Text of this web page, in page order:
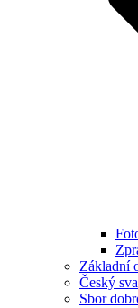
Základní
Český
Sbor